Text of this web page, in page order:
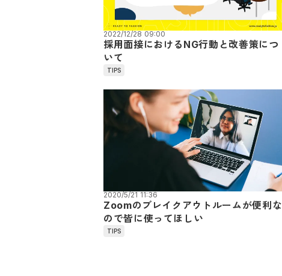
2022/12/28 09:00
採用面接におけるNG行動と改善策につ
いて
TIPS
2020/5/21 11:36
Zoomのブレイクアウトルームが便利な
ので皆に使ってほしい
TIPS